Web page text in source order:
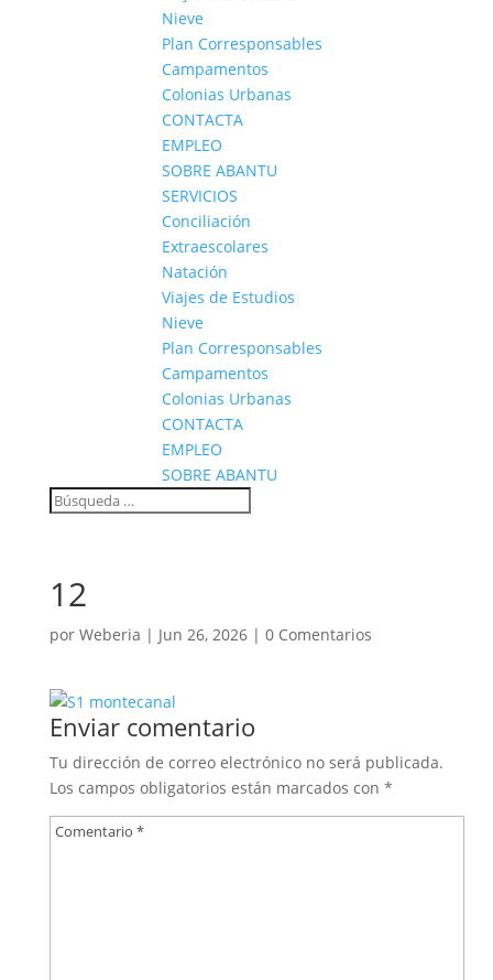
Nieve
Plan Corresponsables
Campamentos
Colonias Urbanas
CONTACTA
EMPLEO
SOBRE ABANTU
SERVICIOS
Conciliación
Extraescolares
Natación
Viajes de Estudios
Nieve
Plan Corresponsables
Campamentos
Colonias Urbanas
CONTACTA
EMPLEO
SOBRE ABANTU
12
por Weberia | Jun 26, 2026| 0 Comentarios
Enviar comentario
Tu dirección de correo electrónico no será publicada.
Los campos obligatorios están marcados con *